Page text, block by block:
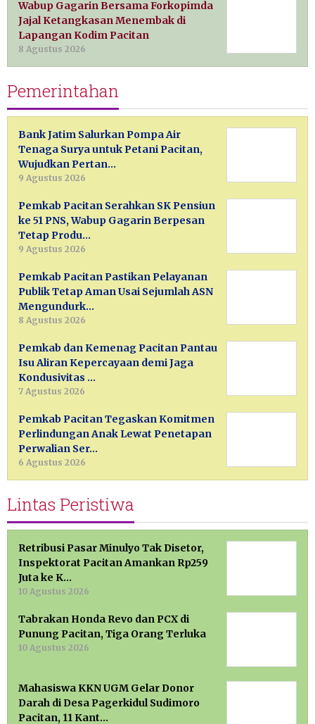
Wabup Gagarin Bersama Forkopimda
Jajal Ketangkasan Menembak di
Lapangan Kodim Pacitan
8 Agustus 2026
Pemerintahan
Bank Jatim Salurkan Pompa Air
Tenaga Surya untuk Petani Pacitan,
Wujudkan Pertan…
9 Agustus 2026
Pemkab Pacitan Serahkan SK Pensiun
ke 51 PNS, Wabup Gagarin Berpesan
Tetap Produ…
9 Agustus 2026
Pemkab Pacitan Pastikan Pelayanan
Publik Tetap Aman Usai Sejumlah ASN
Mengundurk…
8 Agustus 2026
Pemkab dan Kemenag Pacitan Pantau
Isu Aliran Kepercayaan demi Jaga
Kondusivitas …
7 Agustus 2026
Pemkab Pacitan Tegaskan Komitmen
Perlindungan Anak Lewat Penetapan
Perwalian Ser…
6 Agustus 2026
Lintas Peristiwa
Retribusi Pasar Minulyo Tak Disetor,
Inspektorat Pacitan Amankan Rp259
Juta ke K…
10 Agustus 2026
Tabrakan Honda Revo dan PCX di
Punung Pacitan, Tiga Orang Terluka
10 Agustus 2026
Mahasiswa KKN UGM Gelar Donor
Darah di Desa Pagerkidul Sudimoro
Pacitan, 11 Kant…